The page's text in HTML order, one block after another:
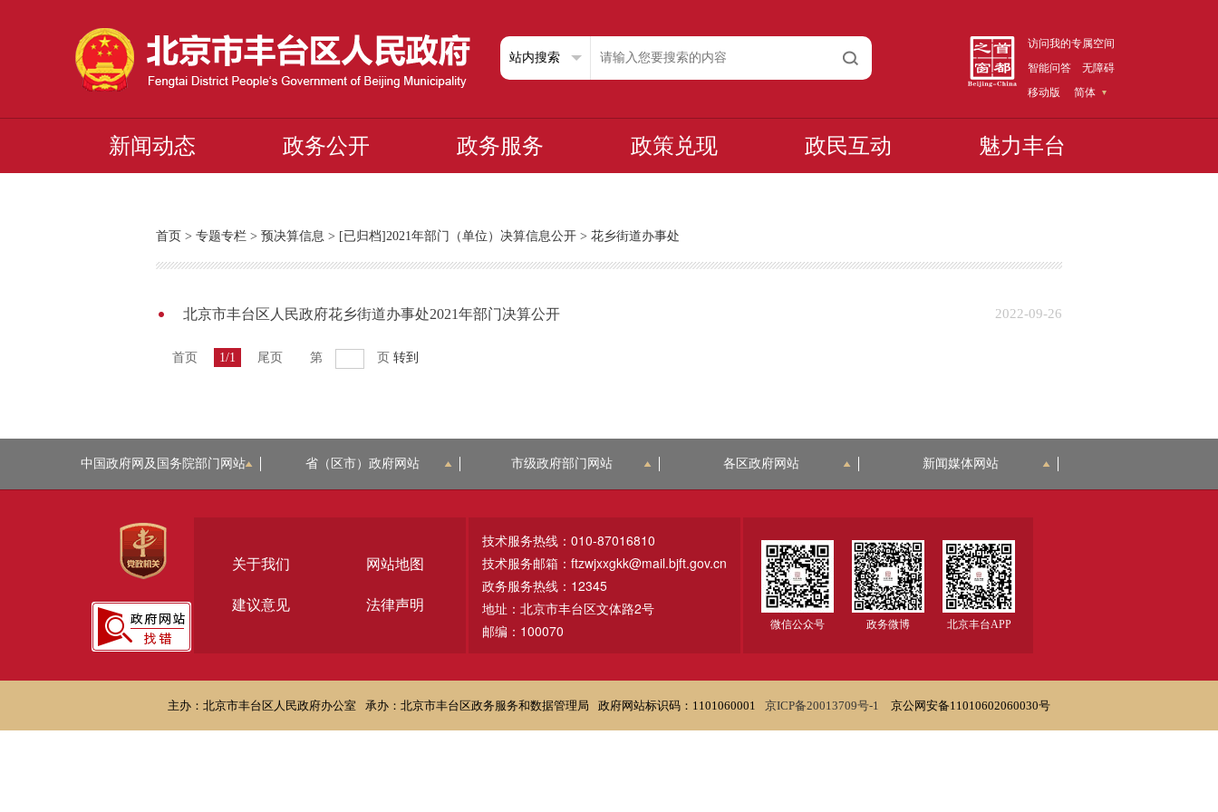
访问我的专属空间
智能问答
无障碍
移动版
简体
新闻动态 政务公开 政务服务 政策兑现 政民互动 魅力丰台
首页 > 专题专栏 > 预决算信息 > [已归档]2021年部门（单位）决算信息公开 > 花乡街道办事处
北京市丰台区人民政府花乡街道办事处2021年部门决算公开 2022-09-26
首页 1/1 尾页 第 页 转到
中国政府网及国务院部门网站 省（区市）政府网站 市级政府部门网站 各区政府网站 新闻媒体网站
关于我们 网站地图
建议意见 法律声明
技术服务热线：010-87016810
技术服务邮箱：ftzwjxxgkk@mail.bjft.gov.cn
政务服务热线：12345
地址：北京市丰台区文体路2号
邮编：100070
微信公众号 政务微博 北京丰台APP
主办：北京市丰台区人民政府办公室 承办：北京市丰台区政务服务和数据管理局 政府网站标识码：1101060001 京ICP备20013709号-1 京公网安备11010602060030号